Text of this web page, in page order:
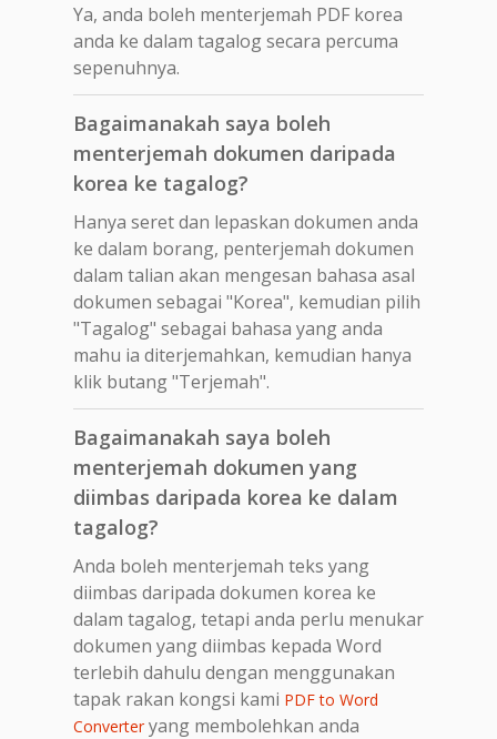
Ya, anda boleh menterjemah PDF korea
anda ke dalam tagalog secara percuma
sepenuhnya.
Bagaimanakah saya boleh
menterjemah dokumen daripada
korea ke tagalog?
Hanya seret dan lepaskan dokumen anda
ke dalam borang, penterjemah dokumen
dalam talian akan mengesan bahasa asal
dokumen sebagai "Korea", kemudian pilih
"Tagalog" sebagai bahasa yang anda
mahu ia diterjemahkan, kemudian hanya
klik butang "Terjemah".
Bagaimanakah saya boleh
menterjemah dokumen yang
diimbas daripada korea ke dalam
tagalog?
Anda boleh menterjemah teks yang
diimbas daripada dokumen korea ke
dalam tagalog, tetapi anda perlu menukar
dokumen yang diimbas kepada Word
terlebih dahulu dengan menggunakan
tapak rakan kongsi kami PDF to Word
Converteryang membolehkan anda